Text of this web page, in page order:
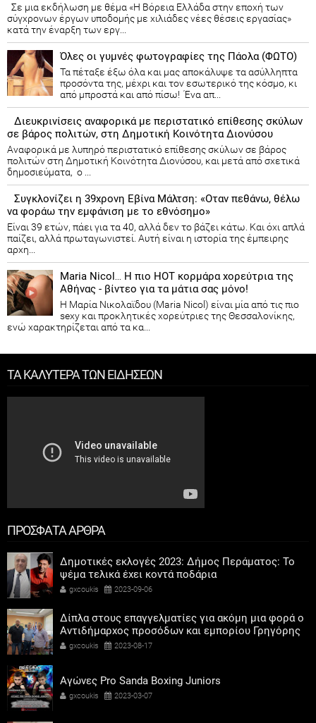
Σε μια εκδήλωση με θέμα «Η Βόρεια Ελλάδα στην εποχή των
σύγχρονων έργων υποδομής με χιλιάδες νέες θέσεις εργασίας»
κατά την έναρξη των εργ...
Όλες οι γυμνές φωτογραφίες της Πάολα (ΦΩΤΟ)
Τα πέταξε έξω όλα και μας αποκάλυψε τα ασύλληπτα
προσόντα της, μέχρι και τον εσωτερικό της κόσμο, κι
από μπροστά και από πίσω! Ένα απ...
Διευκρινίσεις αναφορικά με περιστατικό επίθεσης σκύλων
σε βάρος πολιτών, στη Δημοτική Κοινότητα Διονύσου
Αναφορικά με λυπηρό περιστατικό επίθεσης σκύλων σε βάρος
πολιτών στη Δημοτική Κοινότητα Διονύσου, και μετά από σχετικά
δημοσιεύματα, ο ...
Συγκλονίζει η 39χρονη Εβίνα Μάλτση: «Οταν πεθάνω, θέλω
να φοράω την εμφάνιση με το εθνόσημο»
Είναι 39 ετών, πάει για τα 40, αλλά δεν το βάζει κάτω. Και όχι απλά
παίζει, αλλά πρωταγωνιστεί. Αυτή είναι η ιστορία της έμπειρης
αρχη...
Maria Nicol… Η πιο HOT κορμάρα χορεύτρια της
Αθήνας - βίντεο για τα μάτια σας μόνο!
Η Μαρία Νικολαϊδου (Maria Nicol) είναι μία από τις πιο
sexy και προκλητικές χορεύτριες της Θεσσαλονίκης,
ενώ χαρακτηρίζεται από τα κα...
ΤΑ ΚΑΛΥΤΕΡΑ ΤΩΝ ΕΙΔΗΣΕΩΝ
ΠΡΟΣΦΑΤΑ ΑΡΘΡΑ
Δημοτικές εκλογές 2023: Δήμος Περάματος: Το
ψέμα τελικά έχει κοντά ποδάρια
gxcoukis 2023-09-06
Δίπλα στους επαγγελματίες για ακόμη μια φορά ο
Αντιδήμαρχος προσόδων και εμπορίου Γρηγόρης
Καψοκόλης
gxcoukis 2023-08-17
Αγώνες Pro Sanda Boxing Juniors
gxcoukis 2023-03-07